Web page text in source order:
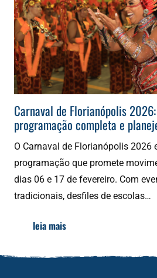
Carnaval de Florianópolis
programação completa e
O Carnaval de Florianópolis 2026
programação que promete
dias 06 e 17 de fevereiro. Com
tradicionais, desfiles de escolas…
leia mais